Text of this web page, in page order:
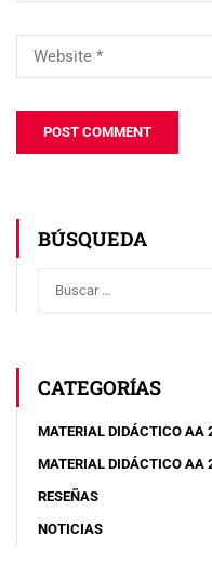
BÚSQUEDA
CATEGORÍAS
MATERIAL DIDÁCTICO AA
MATERIAL DIDÁCTICO AA
RESEÑAS
NOTICIAS